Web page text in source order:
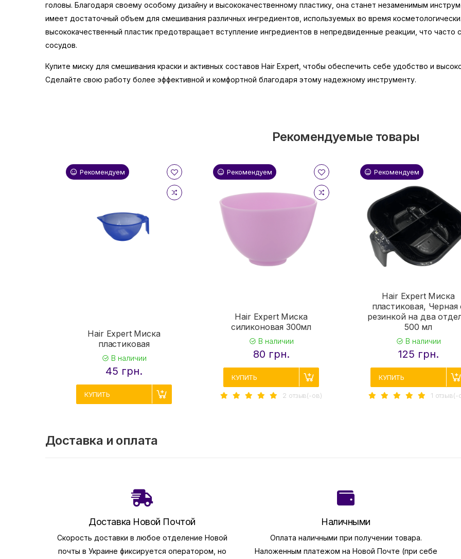
головы. Благодаря своему особому дизайну и высококачественному пластику, она станет незаменимым
имеет достаточный объем для смешивания различных ингредиентов, используемых во время
высококачественный пластик предотвращает вступление ингредиентов в непредвиденные реакции, что часто
сосудов.
Купите миску для смешивания краски и активных составов Hair Expert, чтобы обеспечить себе удобство и
Сделайте свою работу более эффективной и комфортной благодаря этому надежному инструменту.
Рекомендуемые товары
Рекомендуем
Hair Expert Миска
пластиковая
В наличии
45 грн.
КУПИТЬ
Рекомендуем
Hair Expert Миска
силиконовая 300мл
В наличии
80 грн.
КУПИТЬ
2 отзыв(-ов)
Рекомендуем
Hair Expert Миска
пластиковая, Черная
резинкой на два
500 мл
В наличии
125 грн.
КУПИТЬ
1 отзыв(-
Доставка и оплата
Доставка Новой Почтой
Скорость доставки в любое отделение Новой
почты в Украине фиксируется оператором, но
Наличными
Оплата наличными при получении товара.
Наложенным платежом на Новой Почте (при себе